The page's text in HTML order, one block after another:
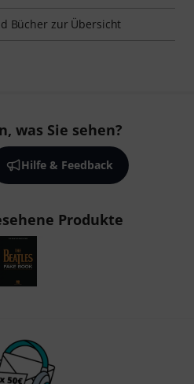
Bücher zur Übersicht
was Sie sehen?
Hilfe & Feedback
Produkte